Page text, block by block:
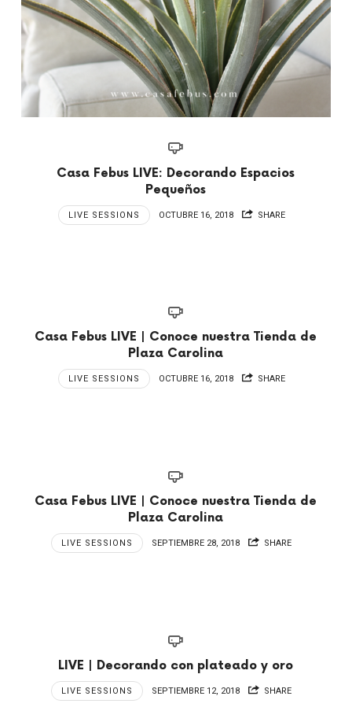
Casa Febus LIVE: Decorando Espacios
Pequeños
LIVE SESSIONS OCTUBRE 16, 2018 SHARE
Casa Febus LIVE | Conoce nuestra Tienda de
Plaza Carolina
LIVE SESSIONS OCTUBRE 16, 2018 SHARE
Casa Febus LIVE | Conoce nuestra Tienda de
Plaza Carolina
LIVE SESSIONS SEPTIEMBRE 28, 2018 SHARE
LIVE | Decorando con plateado y oro
LIVE SESSIONS SEPTIEMBRE 12, 2018 SHARE